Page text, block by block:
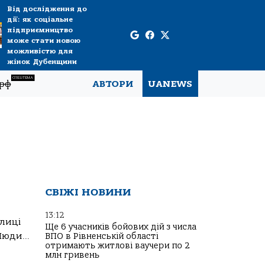
Від дослідження до
дії: як соціальне
підприємництво
може стати новою
можливістю для
жінок Дубенщини
СПЕЦТЕМА
АВТОРИ UANEWS
СВІЖІ НОВИНИ
13:12
Ще 6 учасників бойових дій з числа
ВПО в Рівненській області
отримають житлові ваучери по 2
млн гривень